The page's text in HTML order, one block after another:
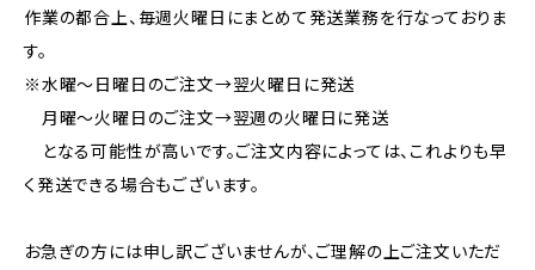
作業の都合上、毎週火曜日にまとめて発送業務を行なっておりま
す。
※水曜〜日曜日のご注文→翌火曜日に発送
月曜〜火曜日のご注文→翌週の火曜日に発送
となる可能性が高いです。ご注文内容によっては、これよりも早
く発送できる場合もございます。
お急ぎの方には申し訳ございませんが、ご理解の上ご注文いただ